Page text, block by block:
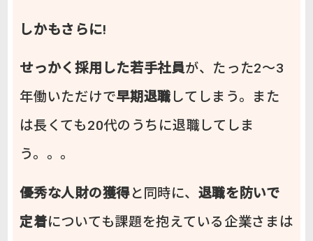
しかもさらに!
せっかく採用した若手社員が、たった2～3
年働いただけで早期退職 してしまう。また
は長くても20代のうちに退職してしま
う。。。
優秀な人財の獲得と同時に、 退職を防いで
定着についても課題を抱えている企業さまは